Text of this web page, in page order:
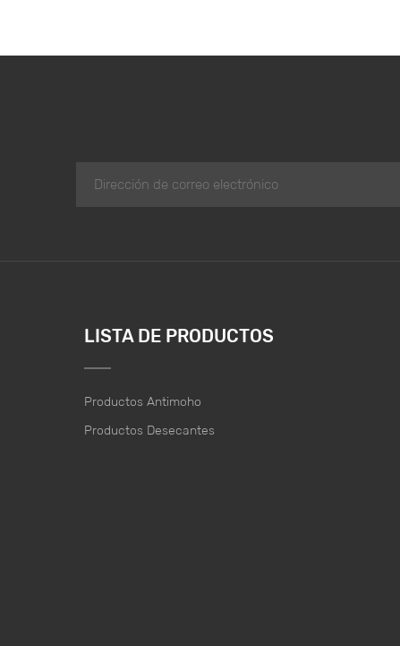
LISTA DE PRODUCTOS
Productos Antimoho
Productos Desecantes